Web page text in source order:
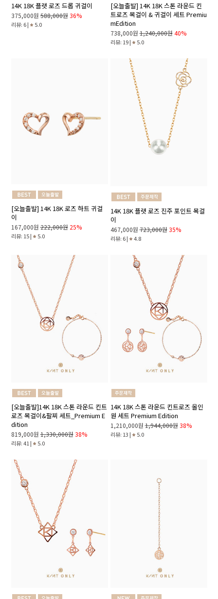
14K 18K 플랫 로즈 드롭 귀걸이
375,000원 588,000원 36%
리뷰: 6 | 5.0
[오늘출발] 14K 18K 스톤 라운드 킨
트로즈 목걸이 & 귀걸이 세트 Premiu
mEdition
738,000원 1,240,000원 40%
리뷰: 19 | 5.0
[오늘출발] 14K 18K 로즈 하트 귀걸
이
167,000원 222,000원 25%
리뷰: 15 | 5.0
14K 18K 플랫 로즈 진주 포인트 목걸
이
467,000원 723,000원 35%
리뷰: 6 | 4.8
[오늘출발]14K 18K 스톤 라운드 킨트
로즈 목걸이&팔찌 세트_Premium E
dition
819,000원 1,330,000원 38%
리뷰: 41 | 5.0
14K 18K 스톤 라운드 킨트로즈 올인
원 세트 Premium Edition
1,210,000원 1,944,000원 38%
리뷰: 13 | 5.0